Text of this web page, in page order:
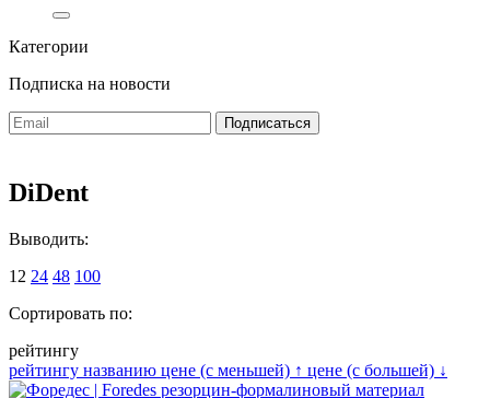
Категории
Подписка на новости
DiDent
Выводить:
12 24 48 100
Сортировать по:
рейтингу
рейтингу названию цене (с меньшей) ↑ цене (с большей) ↓